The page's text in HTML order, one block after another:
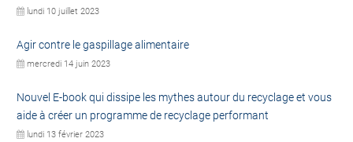
lundi 10 juillet 2023
Agir contre le gaspillage alimentaire
mercredi 14 juin 2023
Nouvel E-book qui dissipe les mythes autour du recyclage et vous
aide à créer un programme de recyclage performant
lundi 13 février 2023